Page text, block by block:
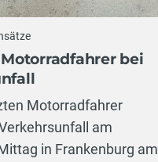
bei
Motorradfahrer
am
in Frankenburg am